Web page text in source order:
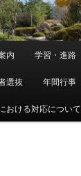
内 学習・進路
選抜 年間行事
おける対応について